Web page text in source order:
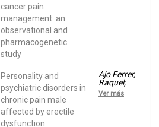
cancer pain
management: an
observational and
pharmacogenetic
study
Planelles,
Beatriz;
Inda, María
Personality and
psychiatric disorders in
chronic pain male
affected by erectile
dysfunction:
Ajo Ferrer,
Raquel;
Inda, Maria
del Mar;
Ver más